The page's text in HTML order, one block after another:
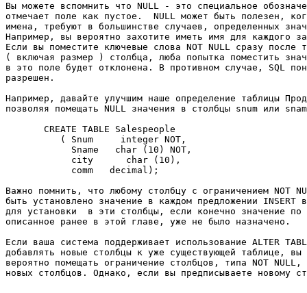
Вы можете вспомнить что NULL - это специальное
отмечает поле как пустое.  NULL может быть полезен,
имена, требуют в большинстве случаев, определенных
Например, вы вероятно захотите иметь имя для каждого
Если вы поместите ключевые слова NOT NULL сразу после
( включая размер ) столбца, люба попытка поместить
в это поле будет отклонена. В противном случае, SQL
разрешен.
Например, давайте улучшим наше определение таблицы
позволяя помещать NULL значения в столбцы snum или
       CREATE TABLE Salespeople
          ( Snum     integer NOT,
            Sname   char (10) NOT,
            city      char (10),
            comm   decimal);
Важно помнить, что любому столбцу с ограничением NOT
быть установлено значение в каждом предложении
для установки  в эти столбцы, если конечно значение
описанное ранее в этой главе, уже не было назначено.
Если ваша система поддерживает использование ALTER
добавлять новые столбцы к уже существующей таблице,
вероятно помещать ограничение столбцов, типа NOT
новых столбцов. Однако, если вы предписываете новому